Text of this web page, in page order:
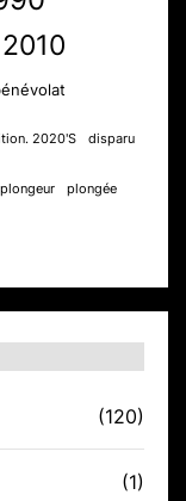
2020'S disparu
plongeur plongée
(120)
(1)